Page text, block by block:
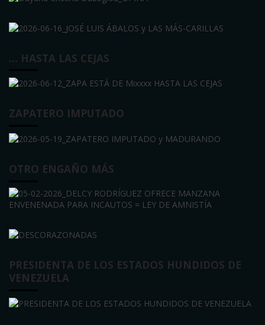
… HASTA LAS CEJAS
ZAPATERO IMPUTADO
OTRO ENGAÑO MÁS
PRESIDENTA DE LOS ESTADOS HUNDIDOS DE
VENEZUELA